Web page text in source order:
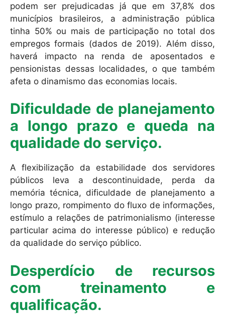
podem ser prejudicadas já que em 37,8% dos
municípios brasileiros, a administração pública
tinha 50% ou mais de participação no total dos
empregos formais (dados de 2019). Além disso,
haverá impacto na renda de aposentados e
pensionistas dessas localidades, o que também
afeta o dinamismo das economias locais.
Dificuldade de planejamento
a longo prazo e queda na
qualidade do serviço.
A flexibilização da estabilidade dos servidores
públicos leva a descontinuidade, perda da
memória técnica, dificuldade de planejamento a
longo prazo, rompimento do fluxo de informações,
estímulo a relações de patrimonialismo (interesse
particular acima do interesse público) e redução
da qualidade do serviço público.
Desperdício de recursos
com treinamento e
qualificação.